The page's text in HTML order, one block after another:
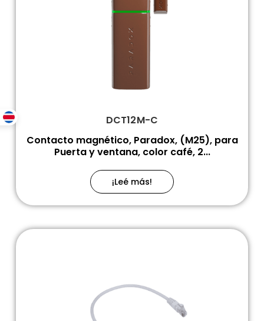
DCT12M-C
Contacto magnético, Paradox, (M25), para
Puerta y ventana, color café, 2...
¡Leé más!